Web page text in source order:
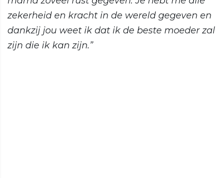
zekerheid en kracht in de wereld gegeven en
dankzij jou weet ik dat ik de beste moeder zal
zijn die ik kan zijn.”